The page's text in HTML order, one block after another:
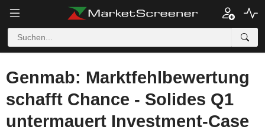
Genmab: Marktfehlbewertung
schafft Chance - Solides Q1
untermauert Investment-Case